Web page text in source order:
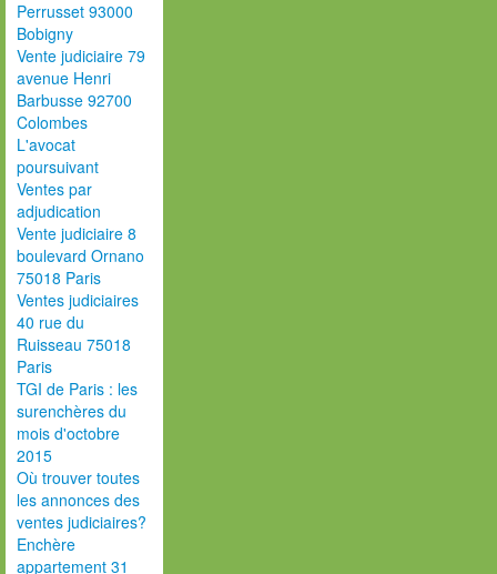
Perrusset 93000
Bobigny
Vente judiciaire 79
avenue Henri
Barbusse 92700
Colombes
L'avocat
poursuivant
Ventes par
adjudication
Vente judiciaire 8
boulevard Ornano
75018 Paris
Ventes judiciaires
40 rue du
Ruisseau 75018
Paris
TGI de Paris : les
surenchères du
mois d'octobre
2015
Où trouver toutes
les annonces des
ventes judiciaires?
Enchère
appartement 31